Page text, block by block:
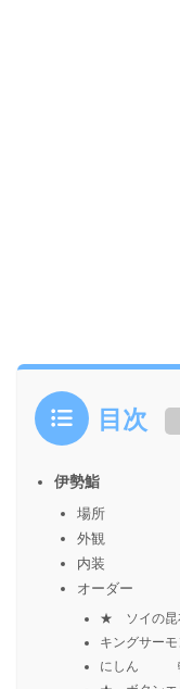
目次
伊勢鮨
場所
外観
内装
オーダー
★ ソイの昆
キングサー
にしん 軽